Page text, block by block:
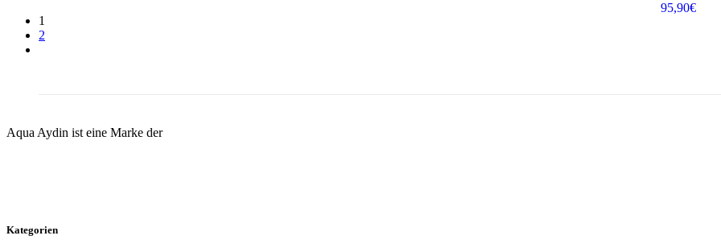
95,90€
1
2
Aqua Aydin ist eine Marke der
Kategorien